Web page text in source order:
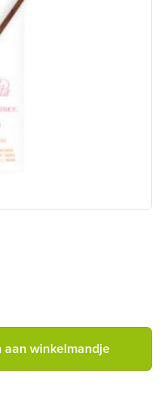
Faircense
aan winkelmandje